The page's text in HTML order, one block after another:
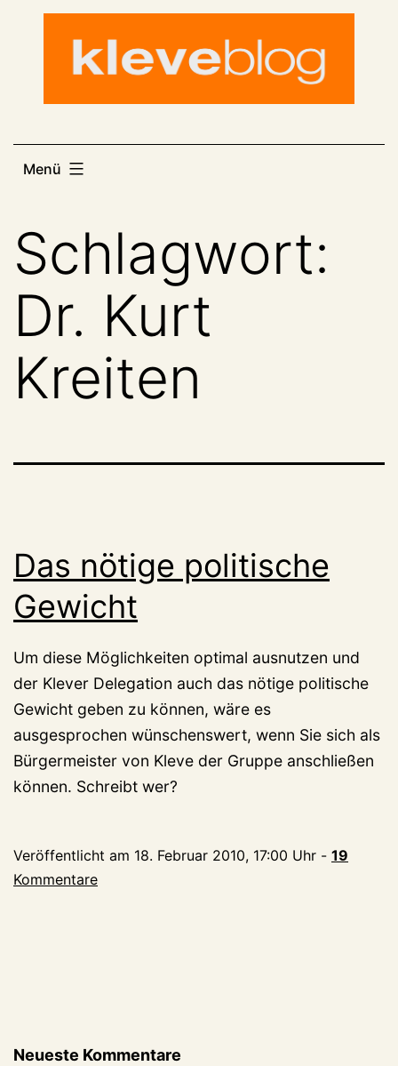
Menü
Schlagwort:
Dr. Kurt
Kreiten
Das nötige politische
Gewicht
Um diese Möglichkeiten optimal ausnutzen und
der Klever Delegation auch das nötige politische
Gewicht geben zu können, wäre es
ausgesprochen wünschenswert, wenn Sie sich als
Bürgermeister von Kleve der Gruppe anschließen
können. Schreibt wer?
Veröffentlicht am 18. Februar 2010, 17:00 Uhr - 19
Kommentare
Neueste Kommentare